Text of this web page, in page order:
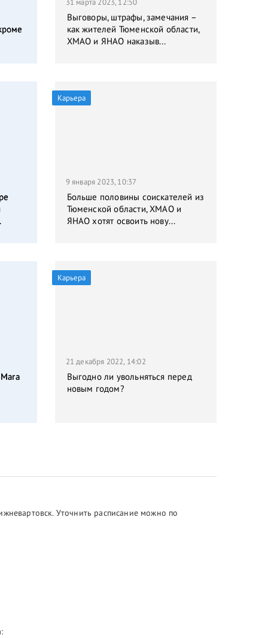
31 марта 2023, 12:50
Выговоры, штрафы, замечания –
как жителей Тюменской области,
ХМАО и ЯНАО наказыв...
Карьера
9 января 2023, 10:37
Больше половины соискателей из
Тюменской области, ХМАО и
ЯНАО хотят освоить нову...
Карьера
21 декабря 2022, 14:02
Выгодно ли увольняться перед
новым годом?
Уточнить расписание можно по